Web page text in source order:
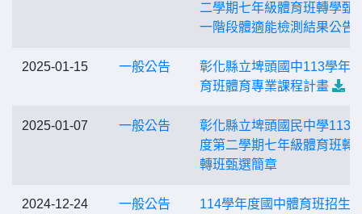
二學期七年級體育班轉學甄
一階段體適能檢測結果公告
2025-01-15 一般公告
彰化縣立埤頭國中113學年
育班體育專業課程計畫
2025-01-07 一般公告
彰化縣立埤頭國民中學113
度第二學期七年級體育班轉
轉班甄選簡章
2024-12-24 一般公告
114學年度國中體育班招生